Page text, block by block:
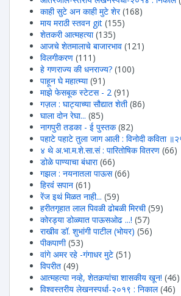
काही सुटे अन काही मुटे शेर (168)
माय मराठी स्तवन git (155)
शेतकरी आत्महत्या (135)
आजचे शेतमालाचे बाजारभाव (121)
विलगीकरण (111)
हे गणराज्य की धनराज्य? (100)
पाहून घे महात्म्या (91)
माझे फेसबूक स्टेटस - 2 (91)
गज़ल : घाट्याच्या सौद्यात शेती (86)
घाला दोन रेघा... (85)
नागपुरी तडका - ई पुस्तक (82)
पहाटे पहाटे तुला जाग आली : विनोदी कविता
४ थे अ.भा.म.शे.सा.सं : पारितोषिक वितरण (66)
डोळे पाण्याचा बंधारा (66)
गझल : नयनातला पाऊस (66)
हिरवंं सपान (61)
रेंज इथं मिळत नाही... (59)
हरीतगृहात लाल पिवळी ढोबळी मिरची (59)
कोरड्या डोळ्यात पाऊसओढ ...! (57)
राखीव डॉ. शुभांगी पाटील (भोयर) (56)
पीकपाणी (53)
वांगे अमर रहे -गंगाधर मुटे (51)
विपरीत (49)
आत्महत्या नव्हे, शेतकर्‍यांचा शासकीय खून! (46)
विश्वस्तरीय लेखनस्पर्धा-२०१९ : निकाल (46)